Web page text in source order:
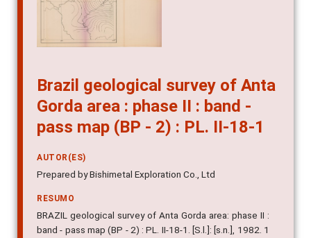
Brazil geological survey of Anta
Gorda area : phase II : band -
pass map (BP - 2) : PL. II-18-1
AUTOR(ES)
Prepared by Bishimetal Exploration Co., Ltd
RESUMO
BRAZIL geological survey of Anta Gorda area: phase II :
band - pass map (BP - 2) : PL. II-18-1. [S.l.]: [s.n.], 1982. 1